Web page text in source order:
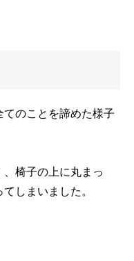
のことを諦めた様子
椅子の上に丸まっ
しまいました。